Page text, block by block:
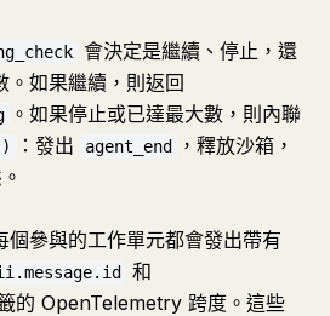
會決定是繼續、停止，還
。如果繼續，則返回
。如果停止或已達最大數，則內聯
：發出 agent_end
，釋放沙箱，
個參與的工作單元都會發出帶有
和
的 OpenTelemetry 跨度。這些